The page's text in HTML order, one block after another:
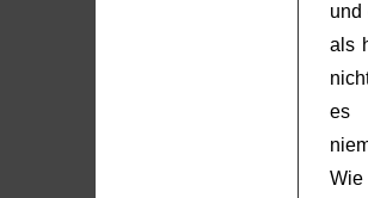
und
als
es
Wie